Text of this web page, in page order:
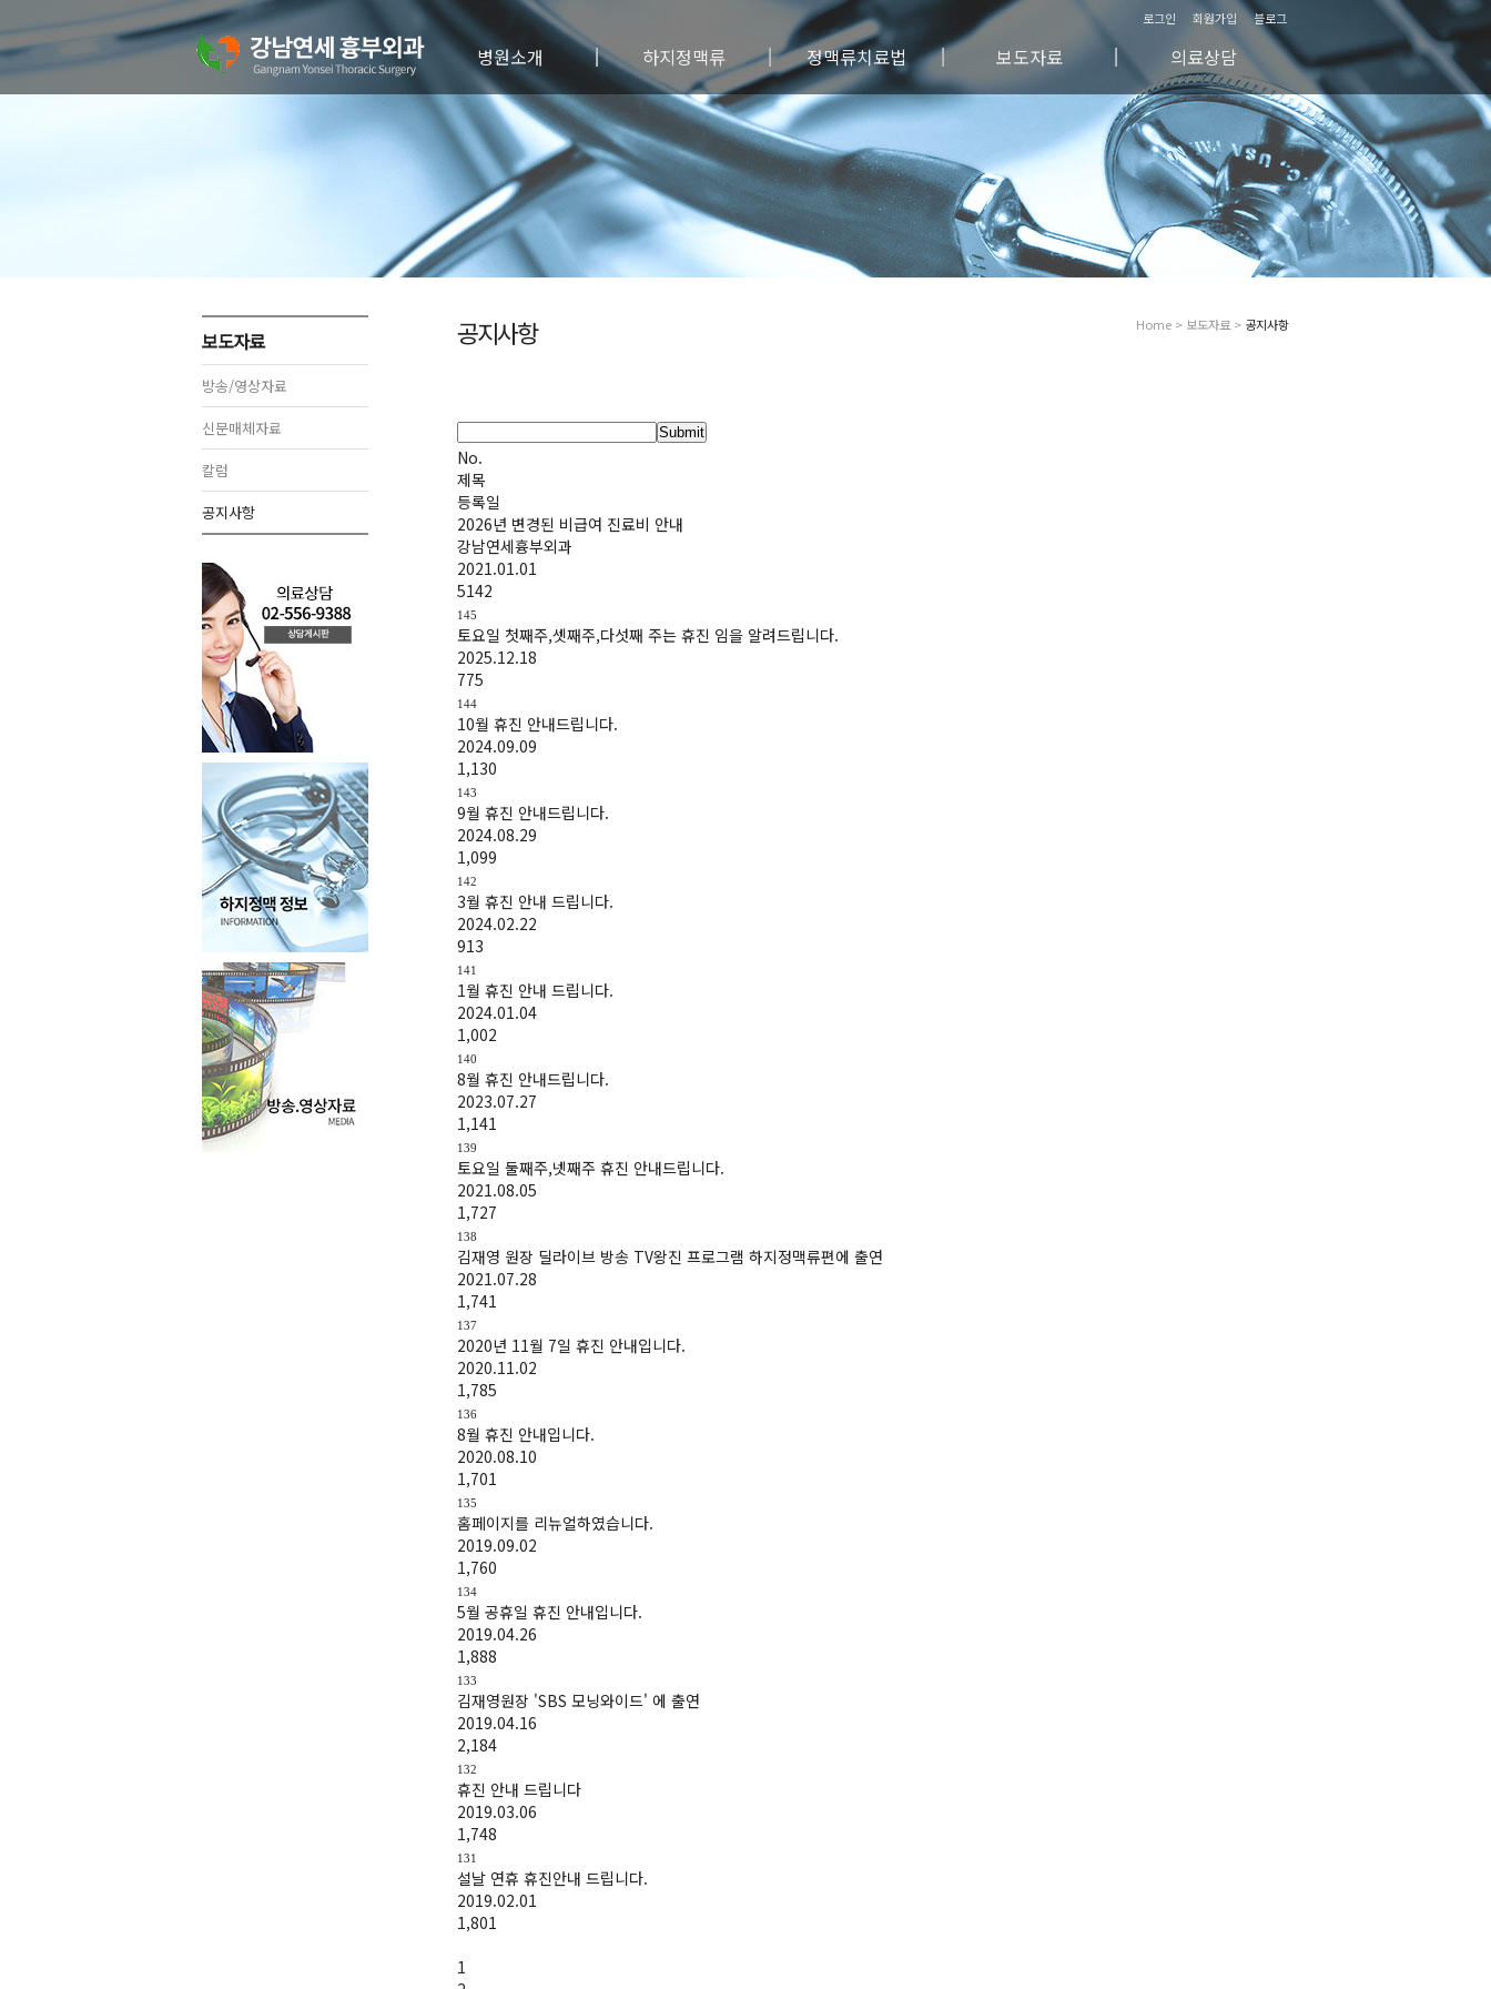
로그인 회원가입 블로그
병원소개 하지정맥류 정맥류치료법 보도자료 의료상담
의료진소개
병원특징
진료안내
치료장비
오시는길
하지정맥류란?
정맥류원인
정맥류 증상/진단
정맥류예방법
수술전후사진
보존/약물요법
혈관경화요법
레이저 피부치료
통원주사침 수술
광투시 수술
신문매체자료
칼럼
공지사항
자주하시는 질문
비공개 의료상담
공개 의료상담
보도자료
방송/영상자료
신문매체자료
칼럼
공지사항
공지사항 Home > 보도자료 > 공지사항
Submit
No.
제목
등록일
2026년 변경된 비급여 진료비 안내
강남연세흉부외과
2021.01.01
5142
145
토요일 첫째주,셋째주,다섯째 주는 휴진 임을 알려드립니다.
2025.12.18
775
144
10월 휴진 안내드립니다.
2024.09.09
1,130
143
9월 휴진 안내드립니다.
2024.08.29
1,099
142
3월 휴진 안내 드립니다.
2024.02.22
913
141
1월 휴진 안내 드립니다.
2024.01.04
1,002
140
8월 휴진 안내드립니다.
2023.07.27
1,141
139
토요일 둘째주,넷째주 휴진 안내드립니다.
2021.08.05
1,727
138
김재영 원장 딜라이브 방송 TV왕진 프로그램 하지정맥류편에 출연
2021.07.28
1,741
137
2020년 11월 7일 휴진 안내입니다.
2020.11.02
1,785
136
8월 휴진 안내입니다.
2020.08.10
1,701
135
홈페이지를 리뉴얼하였습니다.
2019.09.02
1,760
134
5월 공휴일 휴진 안내입니다.
2019.04.26
1,888
133
김재영원장 'SBS 모닝와이드' 에 출연
2019.04.16
2,184
132
휴진 안내 드립니다
2019.03.06
1,748
131
설날 연휴 휴진안내 드립니다.
2019.02.01
1,801
1